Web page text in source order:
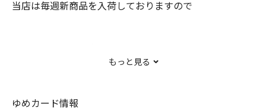
当店は毎週新商品を入荷しておりますので
ゆめタウンデー対象店舗
もっと見る
ゆめカード情報